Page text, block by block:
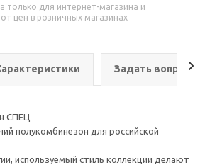
только для интернет-магазина и
цен в розничных магазинах
Задать вопрос
СПЕЦ
полукомбинезон для российской
используемый стиль коллекции делают